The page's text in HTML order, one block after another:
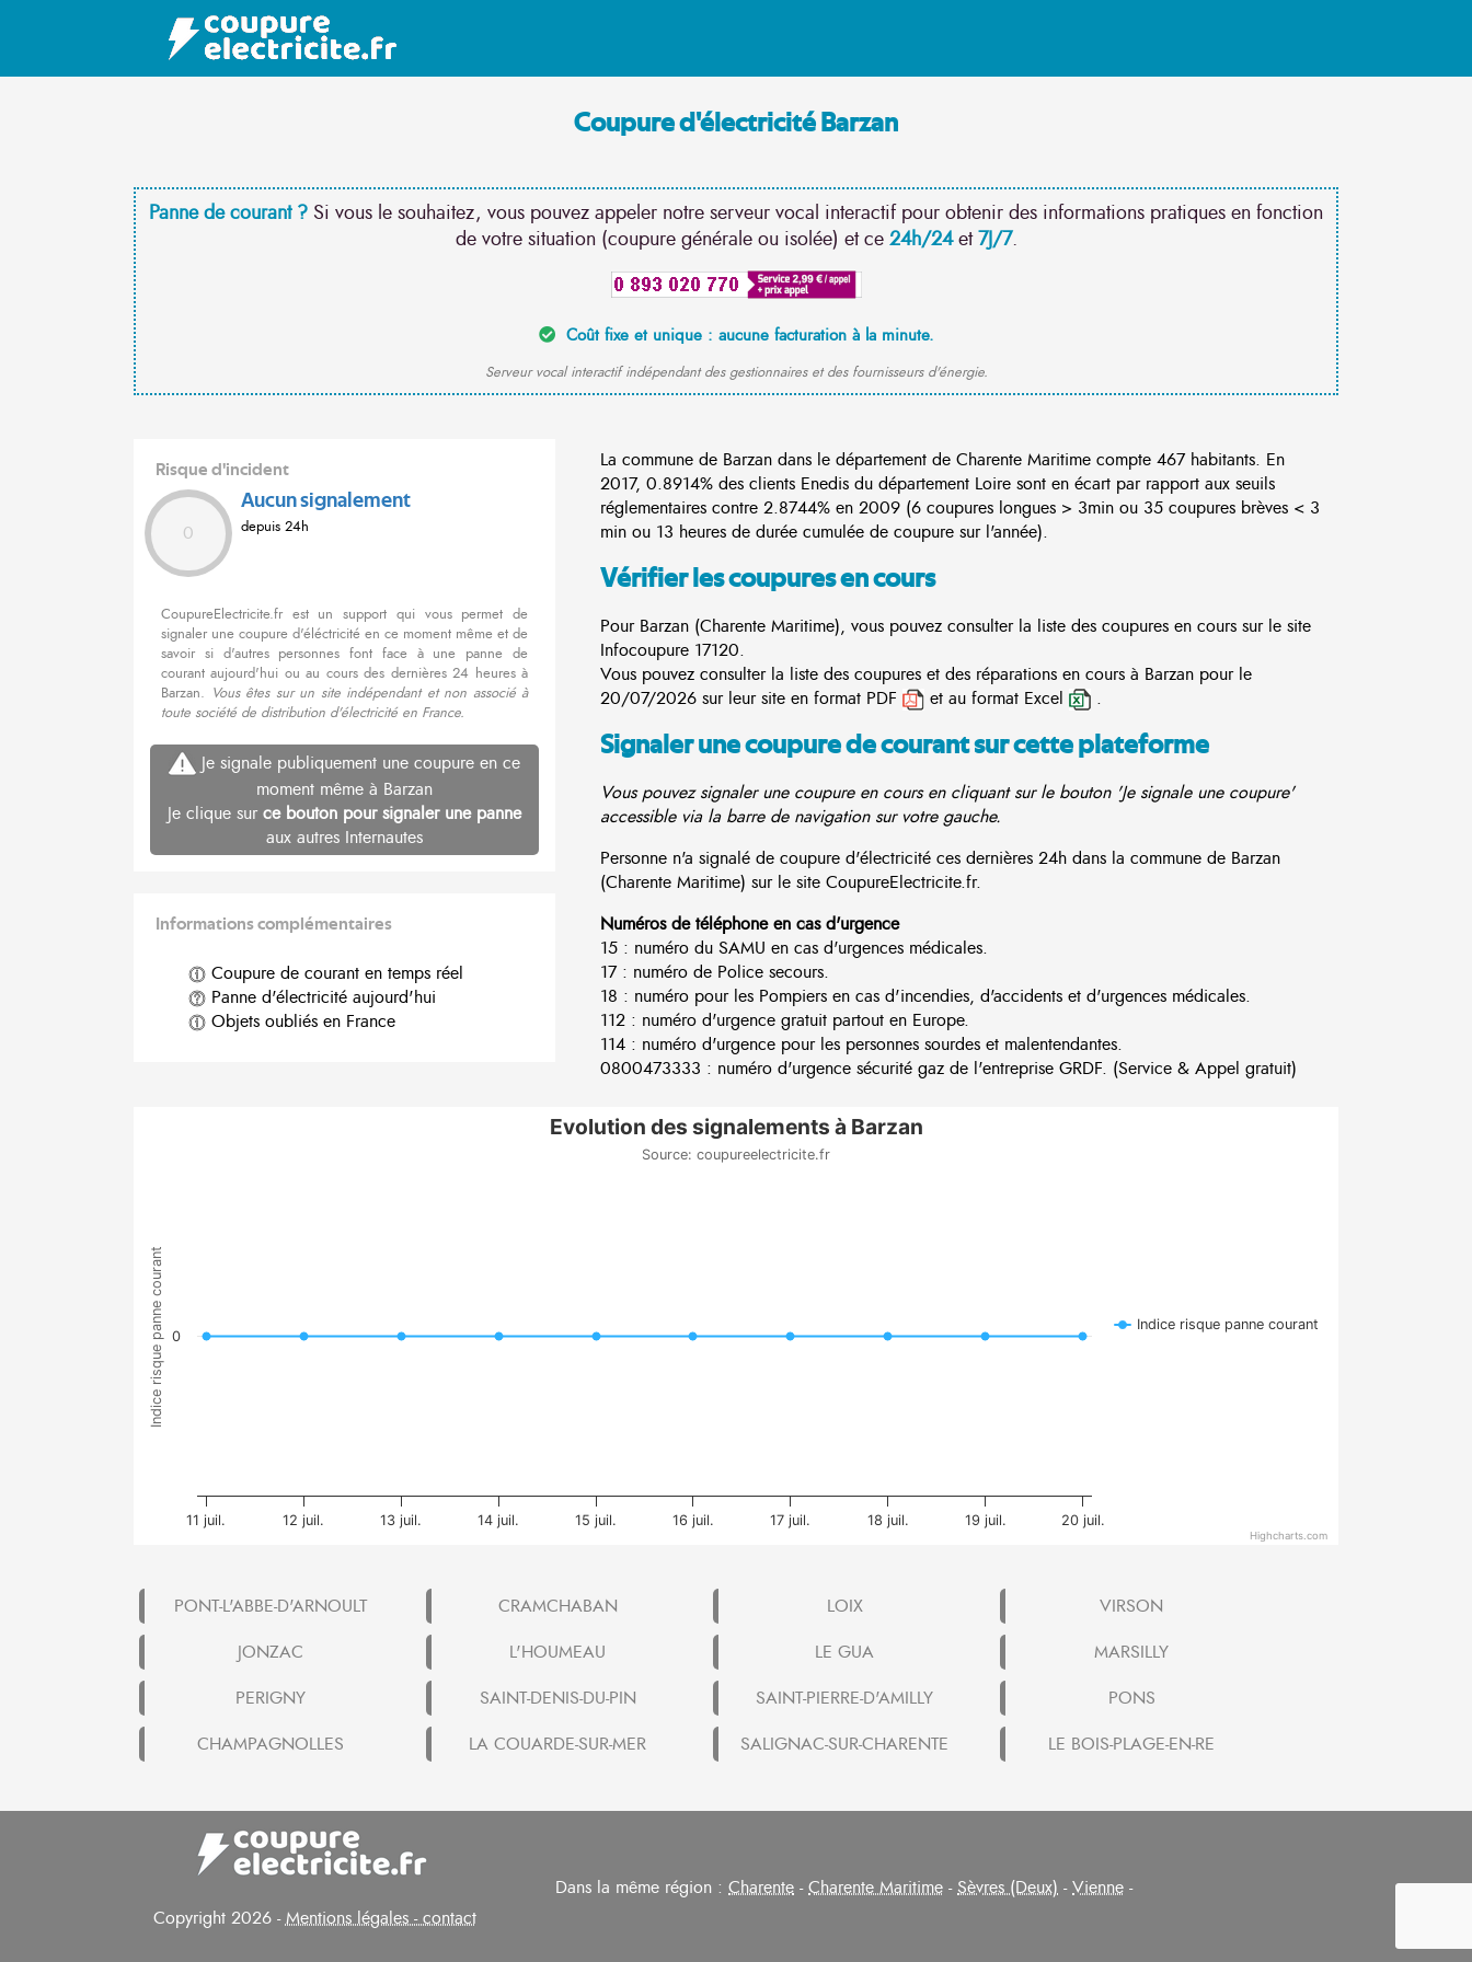
Coupure d'électricité Barzan
Panne de courant ? Si vous le souhaitez, vous pouvez appeler notre serveur vocal interactif pour obtenir des informations pratiques en fonction
de votre situation (coupure générale ou isolée) et ce 24h/24et7J/7.
Coût fixe et unique : aucune facturation à la minute.
Serveur vocal interactif indépendant des gestionnaires et des fournisseurs d'énergie.
Risque d'incident
0
Aucun signalement
depuis 24h
CoupureElectricite.fr est un support qui vous permet de
signaler une coupure d'éléctricité en ce moment même et de
savoir si d'autres personnes font face à une panne de
courant aujourd'hui ou au cours des dernières 24 heures à
Barzan. Vous êtes sur un site indépendant et non associé à
toute société de distribution d'électricité en France.
Je signale publiquement une coupure en ce
moment même à Barzan
Je clique sur ce bouton pour signaler une panne
aux autres Internautes
Informations complémentaires
Coupure de courant en temps réel
Panne d'électricité aujourd'hui
Objets oubliés en France
La commune de Barzan dans le département de Charente Maritime compte 467 habitants. En
2017, 0.8914% des clients Enedis du département Loire sont en écart par rapport aux seuils
réglementaires contre 2.8744% en 2009 (6 coupures longues > 3min ou 35 coupures brèves < 3
min ou 13 heures de durée cumulée de coupure sur l'année).
Vérifier les coupures en cours
Pour Barzan (Charente Maritime), vous pouvez consulter la liste des coupures en cours sur le site
Infocoupure 17120.
Vous pouvez consulter la liste des coupures et des réparations en cours à Barzan pour le
20/07/2026 sur leur site en format PDF
et au format Excel .
Signaler une coupure de courant sur cette plateforme
Vous pouvez signaler une coupure en cours en cliquant sur le bouton 'Je signale une coupure'
accessible via la barre de navigation sur votre gauche.
Personne n'a signalé de coupure d'électricité ces dernières 24h dans la commune de Barzan
(Charente Maritime) sur le site CoupureElectricite.fr.
Numéros de téléphone en cas d'urgence
15 : numéro du SAMU en cas d'urgences médicales.
17 : numéro de Police secours.
18 : numéro pour les Pompiers en cas d'incendies, d'accidents et d'urgences médicales.
112 : numéro d'urgence gratuit partout en Europe.
114 : numéro d'urgence pour les personnes sourdes et malentendantes.
0800473333 : numéro d'urgence sécurité gaz de l'entreprise GRDF. (Service & Appel gratuit)
Indice risque panne courant
Evolution des signalements à Barzan
Source: coupureelectricite.fr
Indice risque panne courant
11 juil. 12 juil. 13 juil. 14 juil. 15 juil. 16 juil. 17 juil. 18 juil. 19 juil. 20 juil.
0
Highcharts.com
PONT-L'ABBE-D'ARNOULT CRAMCHABAN LOIX
VIRSON
JONZAC
L'HOUMEAU LE GUA
MARSILLY
PERIGNY
SAINT-DENIS-DU-PIN SAINT-PIERRE-D'AMILLY
PONS
CHAMPAGNOLLES
LA COUARDE-SUR-MER SALIGNAC-SUR-CHARENTE LE BOIS-PLAGE-EN-RE
Copyright 2026 -Mentions légales - contact
Dans la même région : Charente -Charente Maritime -Sèvres (Deux) -Vienne -